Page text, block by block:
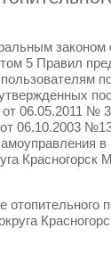
5 Правил
06.05.2011 №
06.10.2003
Красногорск
отопительного